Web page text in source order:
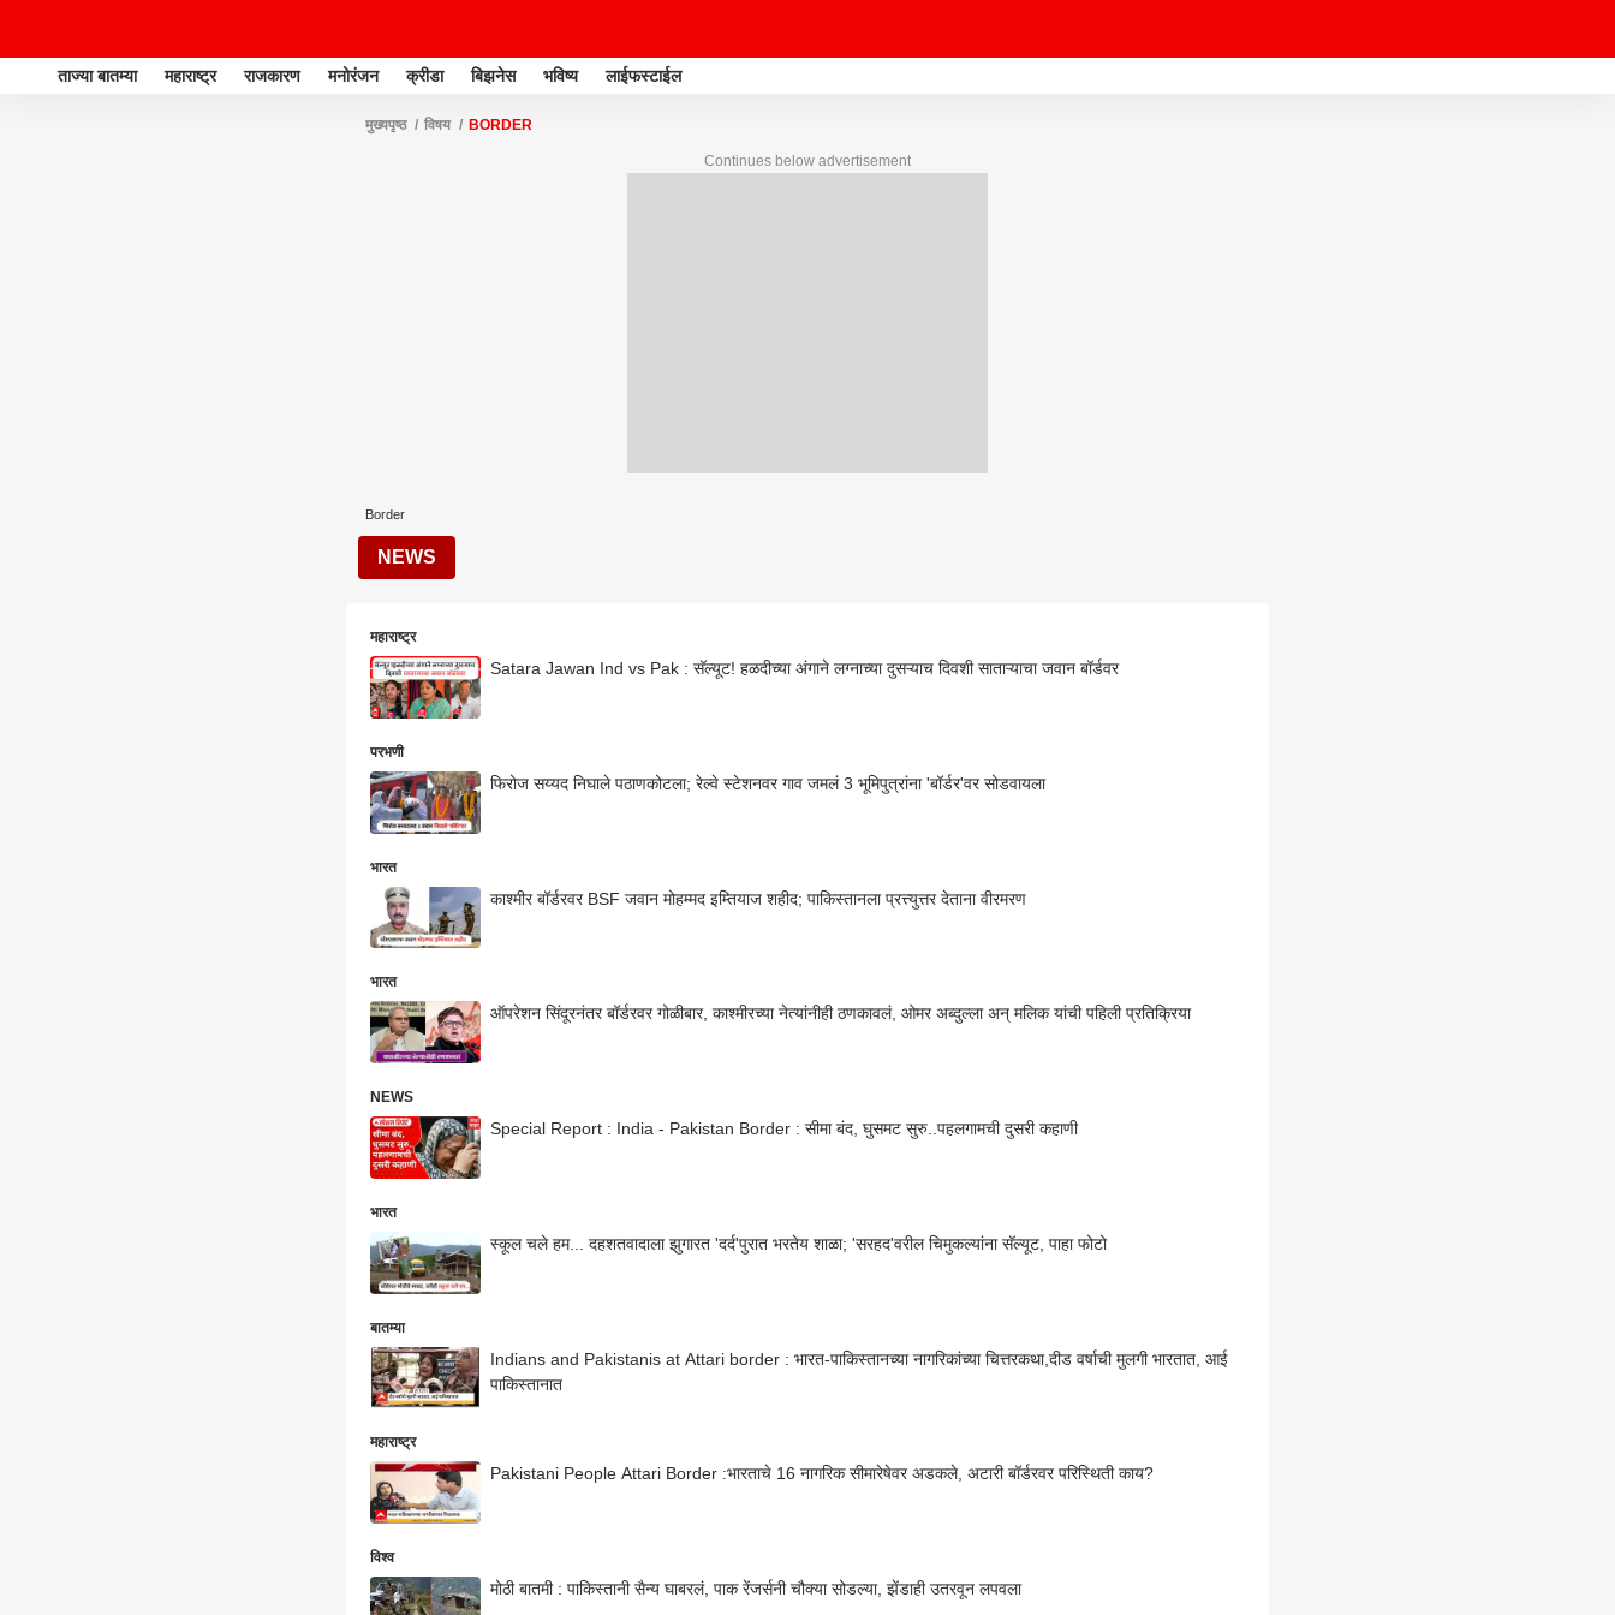
ताज्या बातम्या महाराष्ट्र राजकारण मनोरंजन क्रीडा बिझनेस भविष्य लाईफस्टाईल
मुख्यपृष्ठ विषय BORDER
Continues below advertisement
Border
NEWS
महाराष्ट्र
Satara Jawan Ind vs Pak : सॅल्यूट! हळदीच्या अंगाने लग्नाच्या दुसऱ्याच दिवशी साताऱ्याचा जवान बॉर्डवर
परभणी
फिरोज सय्यद निघाले पठाणकोटला; रेल्वे स्टेशनवर गाव जमलं 3 भूमिपुत्रांना 'बॉर्डर'वर सोडवायला
भारत
काश्मीर बॉर्डरवर BSF जवान मोहम्मद इम्तियाज शहीद; पाकिस्तानला प्रत्त्युत्तर देताना वीरमरण
भारत
ऑपरेशन सिंदूरनंतर बॉर्डरवर गोळीबार, काश्मीरच्या नेत्यांनीही ठणकावलं, ओमर अब्दुल्ला अन् मलिक यांची पहिली प्रतिक्रिया
NEWS
Special Report : India - Pakistan Border : सीमा बंद, घुसमट सुरु..पहलगामची दुसरी कहाणी
भारत
स्कूल चले हम... दहशतवादाला झुगारत 'दर्द'पुरात भरतेय शाळा; 'सरहद'वरील चिमुकल्यांना सॅल्यूट, पाहा फोटो
बातम्या
Indians and Pakistanis at Attari border : भारत-पाकिस्तानच्या नागरिकांच्या चित्तरकथा,दीड वर्षाची मुलगी भारतात, आई
पाकिस्तानात
महाराष्ट्र
Pakistani People Attari Border :भारताचे 16 नागरिक सीमारेषेवर अडकले, अटारी बॉर्डरवर परिस्थिती काय?
विश्व
मोठी बातमी : पाकिस्तानी सैन्य घाबरलं, पाक रेंजर्सनी चौक्या सोडल्या, झेंडाही उतरवून लपवला